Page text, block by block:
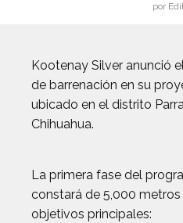
por
Kootenay Silver anunció
de barrenación en su
ubicado en el distrito
Chihuahua.
La primera fase del
constará de 5,000
objetivos principales: